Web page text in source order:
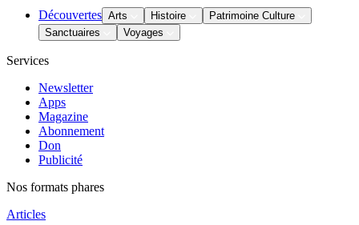
Découvertes Arts Histoire
Patrimoine Culture
Sanctuaires
Voyages
Services
Newsletter
Apps
Magazine
Abonnement
Don
Publicité
Nos formats phares
Articles